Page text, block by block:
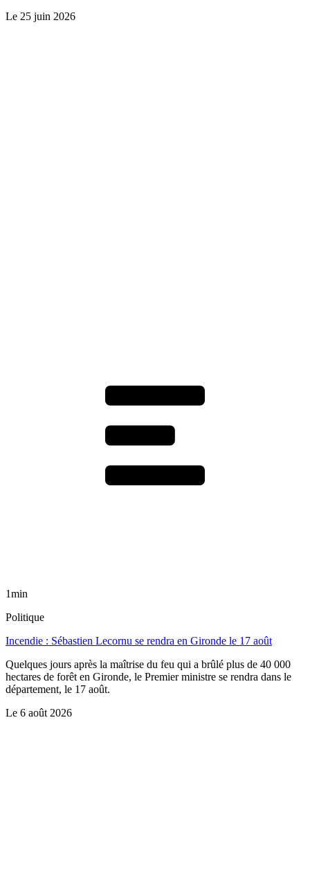
Le 25 juin 2026
1min
Politique
Incendie : Sébastien Lecornu se rendra en Gironde le 17 août
Quelques jours après la maîtrise du feu qui a brûlé plus de 40 000
hectares de forêt en Gironde, le Premier ministre se rendra dans le
département, le 17 août.
Le 6 août 2026